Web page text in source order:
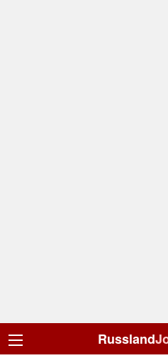
Russland